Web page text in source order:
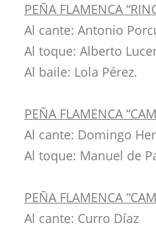
PEÑA FLAMENCA
Al cante: Antonio
Al toque: Alberto
Al baile: Lola Pérez.
PEÑA FLAMENCA
Al cante: Domingo
Al toque: Manuel de
PEÑA FLAMENCA
Al cante: Curro Díaz